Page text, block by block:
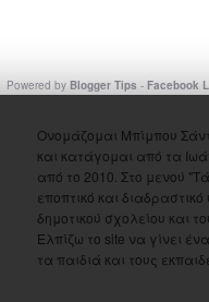
Ονομάζομαι Μπίμπου
και κατάγομαι από τα
από το 2010. Στο μενού
εποπτικό και
δημοτικού σχολείου και
Ελπίζω το site να γίνει
τα παιδιά και τους
Powered by Blogger Tips - Facebook